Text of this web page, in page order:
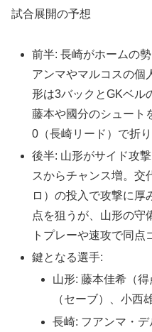
試合展開の予想
前半: 長崎がホームの
アンマやマルコスの個
形は3バックとGKベル
藤本や國分のシュート
0（長崎リード）で折り
後半: 山形がサイド攻
スからチャンス増。交
ロ）の投入で攻撃に厚
点を狙うが、山形の守
トプレーや速攻で同点
鍵となる選手:
山形: 藤本佳希（
（セーブ）、小西
長崎: フアンマ・